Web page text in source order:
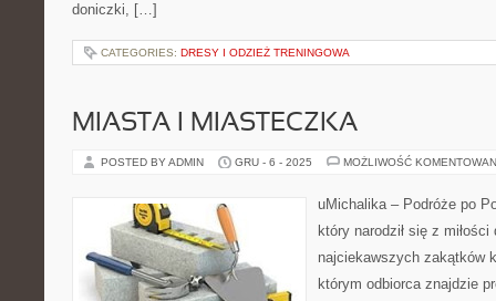
doniczki, […]
CATEGORIES: DRESY I ODZIEŻ TRENINGOWA
MIASTA I MIASTECZKA
POSTED BY ADMIN GRU - 6 - 2025 MOŻLIWOŚĆ
uMichalika – Podróże po
który narodził się z
najciekawszych zakątków
którym odbiorca znajdzie